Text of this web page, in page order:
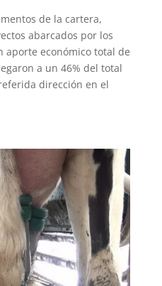
de la cartera,
abarcados por los
aporte económico total de
a un 46% del total
dirección en el